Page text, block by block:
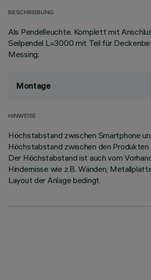
BESCHREIBUNG
Als Pendelleuchte. Komplett mit
Seilpendel L=3000 mit Teil für
Messing;
Montage
HINWEISE
Höchstabstand zwischen Smartphone
Höchstabstand zwischen den Produkten
Der Höchstabstand ist auch vom
Hindernisse wie z.B. Wänden,
Layout der Anlage bedingt.